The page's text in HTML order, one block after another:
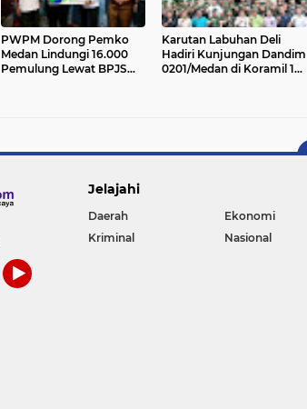
PWPM Dorong Pemko
Medan Lindungi 16.000
Pemulung Lewat BPJS
Karutan Labuhan Deli
Hadiri Kunjungan Dandim
0201/Medan di Koramil 10
Jelajahi
Daerah Ekonomi
Kriminal
Nasional